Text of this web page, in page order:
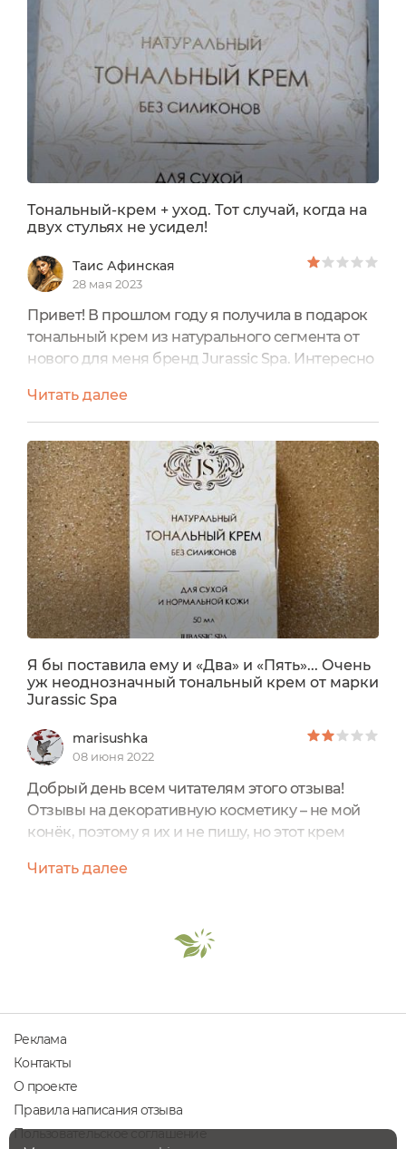
внешнего воздействия окружающей среды.
Поэтому я не ищу в нём сильно плотное
покрытие, скорее наоборот.Моё новое
знакомство в...
Тональный-крем + уход. Тот случай, когда на
двух стульях не усидел!
Таис Афинская
28 мая 2023
Привет! В прошлом году я получила в подарок
тональный крем из натурального сегмента от
нового для меня бренд Jurassic Spa. Интересно
содержит силиконов и нефтепродуктов, а
пигменты у него только натуральные. Хотела
понять, как у него будет с перекрытием, со
стойкостью, не липнет ли он и т.д. Он мне сразу
показался неоднозначным, я долгое время с
ним экспериментировала,...
Читать далее
Я бы поставила ему и «Два» и «Пять»... Очень
уж неоднозначный тональный крем от марки
Jurassic Spa
marisushka
08 июня 2022
Добрый день всем читателям этого отзыва!
Отзывы на декоративную косметику – не мой
конёк, поэтому я их и не пишу, но этот крем
написать. По этой же причине отзыв получился
окажется полезным, а кто-то не совершит
ненужную покупку. Возможно, фотографии в
Читать далее
Реклама
Контакты
О проекте
Правила написания отзыва
Пользовательское соглашение